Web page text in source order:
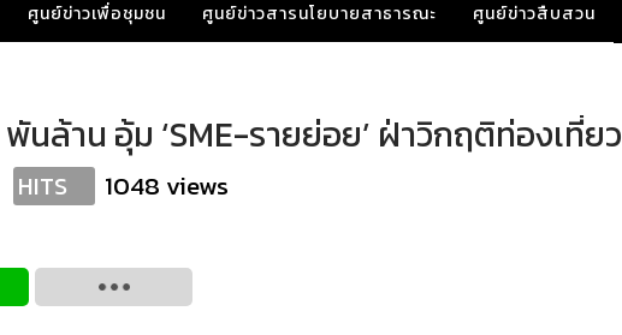
ศูนย์ข่าวเพื่อชุมชน ศูนย์ข่าวสารนโยบายสาธารณะ ศูนย์ข่าวสืบสวน
นล้าน อุ้ม ‘SME-รายย่อย’ ฝ่าวิกฤติท่องเที่ยว
HITS 1048 views